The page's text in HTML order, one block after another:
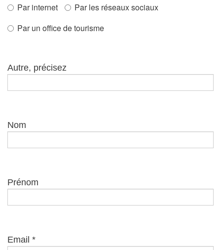
Par internet
Par les réseaux sociaux
Par un office de tourisme
Autre, précisez
Nom
Prénom
Email *